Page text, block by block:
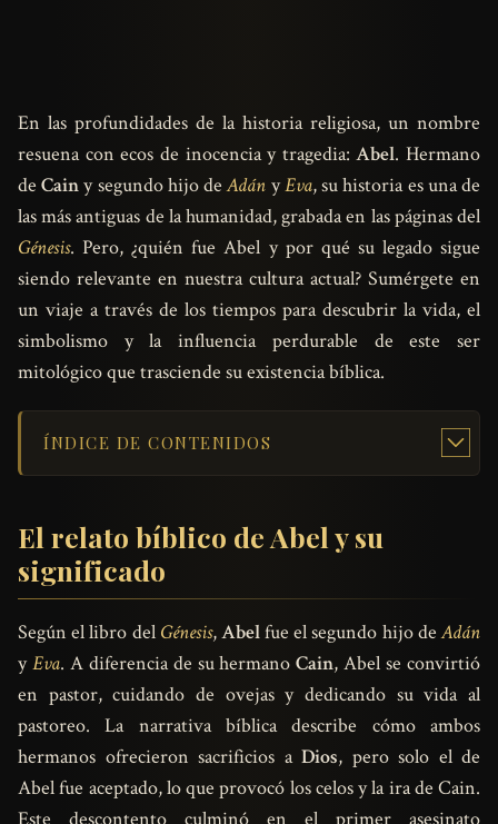
En las profundidades de la historia religiosa, un nombre
resuena con ecos de inocencia y tragedia:Abel. Hermano
deCainy segundo hijo deAdán yEva, su historia es una de
las más antiguas de la humanidad, grabada en las páginas del
Génesis. Pero, ¿quién fue Abel y por qué su legado sigue
siendo relevante en nuestra cultura actual? Sumérgete en
un viaje a través de los tiempos para descubrir la vida, el
simbolismo y la influencia perdurable de este ser
mitológico que trasciende su existencia bíblica.
ÍNDICE DE CONTENIDOS
El relato bíblico de Abel y su
significado
Según el libro del Génesis,Abelfue el segundo hijo deAdán
yEva. A diferencia de su hermanoCain, Abel se convirtió
en pastor, cuidando de ovejas y dedicando su vida al
pastoreo. La narrativa bíblica describe cómo ambos
hermanos ofrecieron sacrificios a Dios, pero solo el de
Abel fue aceptado, lo que provocó los celos y la ira de Cain.